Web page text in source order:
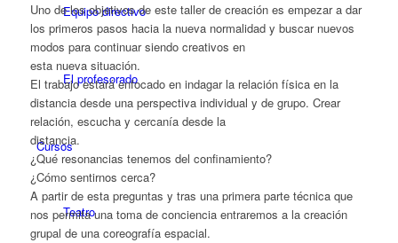
Equipo directivo
El profesorado
Cursos
Teatro
Uno de los objetivos de este taller de creación es empezar a dar
los primeros pasos hacia la nueva normalidad y buscar nuevos
modos para continuar siendo creativos en
esta nueva situación.
El trabajo estará enfocado en indagar la relación física en la
distancia desde una perspectiva individual y de grupo. Crear
relación, escucha y cercanía desde la
distancia.
¿Qué resonancias tenemos del confinamiento?
¿Cómo sentirnos cerca?
A partir de esta preguntas y tras una primera parte técnica que
nos permita una toma de conciencia entraremos a la creación
grupal de una coreografía espacial.